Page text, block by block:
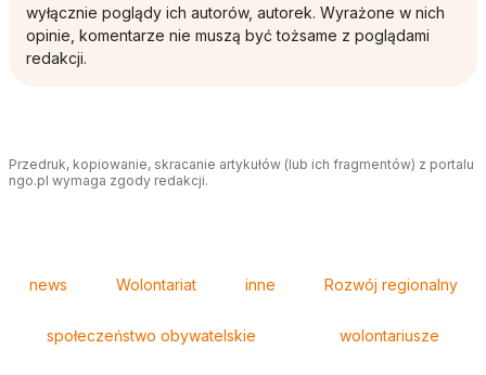
wyłącznie poglądy ich autorów, autorek. Wyrażone w nich
opinie, komentarze nie muszą być tożsame z poglądami
redakcji.
Przedruk, kopiowanie, skracanie artykułów (lub ich fragmentów) z portalu
ngo.pl wymaga zgody redakcji.
news Wolontariat inne Rozwój regionalny
społeczeństwo obywatelskie wolontariusze